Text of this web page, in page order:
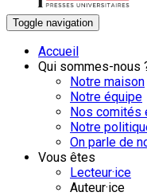
Toggle navigation
Accueil
Qui sommes-nous
Notre maison
Notre équipe
Nos comités
Notre
On parle de
Vous êtes
Lecteur·ice
Auteur·ice